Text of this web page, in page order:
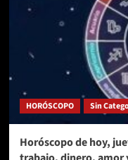
HORÓSCOPO Sin
Horóscopo de hoy,